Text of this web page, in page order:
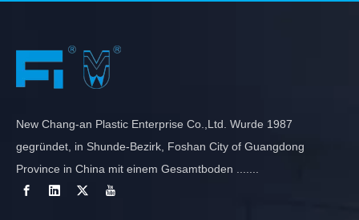
New Chang-an Plastic Enterprise Co.,Ltd. Wurde 1987
gegründet, in Shunde-Bezirk, Foshan City of Guangdong
Province in China mit einem Gesamtboden .......